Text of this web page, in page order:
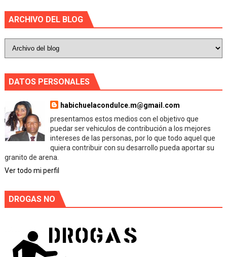
ARCHIVO DEL BLOG
DATOS PERSONALES
habichuelacondulce.m@gmail.com
presentamos estos medios con el objetivo que
puedar ser vehiculos de contribución a los mejores
intereses de las personas, por lo que todo aquel que
quiera contribuir con su desarrollo pueda aportar su
granito de arena.
Ver todo mi perfil
DROGAS NO